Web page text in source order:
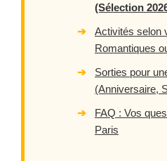
(Sélection
➔
Activités selon
Romantiques
➔
Sorties pour
(Anniversaire,
➔
FAQ : Vos
Paris